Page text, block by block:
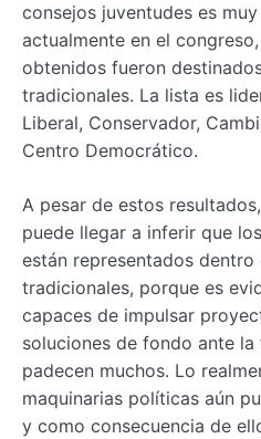
consejos juventudes es
actualmente en el
obtenidos fueron
tradicionales. La lista es
Liberal, Conservador,
Centro Democrático.
A pesar de estos
puede llegar a inferir que
están representados
tradicionales, porque es
capaces de impulsar
soluciones de fondo ante
padecen muchos. Lo
maquinarias políticas aún
y como consecuencia de